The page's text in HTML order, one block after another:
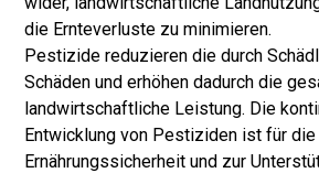
die Ernteverluste zu minimieren.
Pestizide reduzieren die durch
Schäden und erhöhen dadurch die
landwirtschaftliche Leistung. Die
Entwicklung von Pestiziden ist für
Ernährungssicherheit und zur